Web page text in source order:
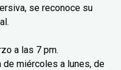
se reconoce su
a las 7 pm.
miércoles a lunes, de